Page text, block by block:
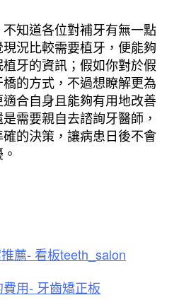
知道各位對補牙有無一點
況比較需要植牙，便能夠
牙的資訊；假如你對於假
的方式，不過想瞭解更為
合自身且能夠有用地改善
需要親自去諮詢牙醫師，
的決策，讓病患日後不會
薦- 看板teeth_salon
用- 牙齒矯正板